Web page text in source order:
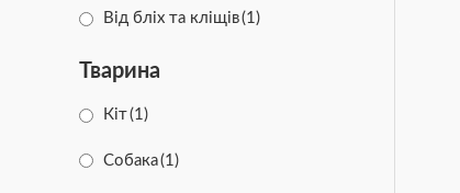
Від бліх та кліщів(1)
Тварина
Кіт(1)
Собака(1)